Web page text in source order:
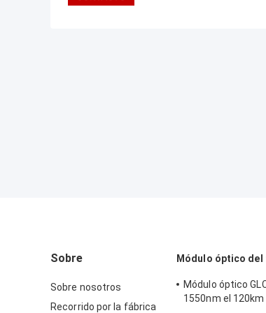
Sobre
Sobre nosotros
Recorrido por la fábrica
Módulo óptico
Módulo óptico
1550nm el 120km